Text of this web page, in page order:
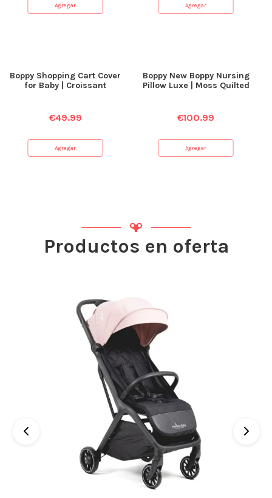
Agregar Agregar
Boppy Shopping Cart Cover
for Baby | Croissant
€49.99
Agregar
Boppy New Boppy Nursing
Pillow Luxe | Moss Quilted
€100.99
Agregar
Productos en oferta